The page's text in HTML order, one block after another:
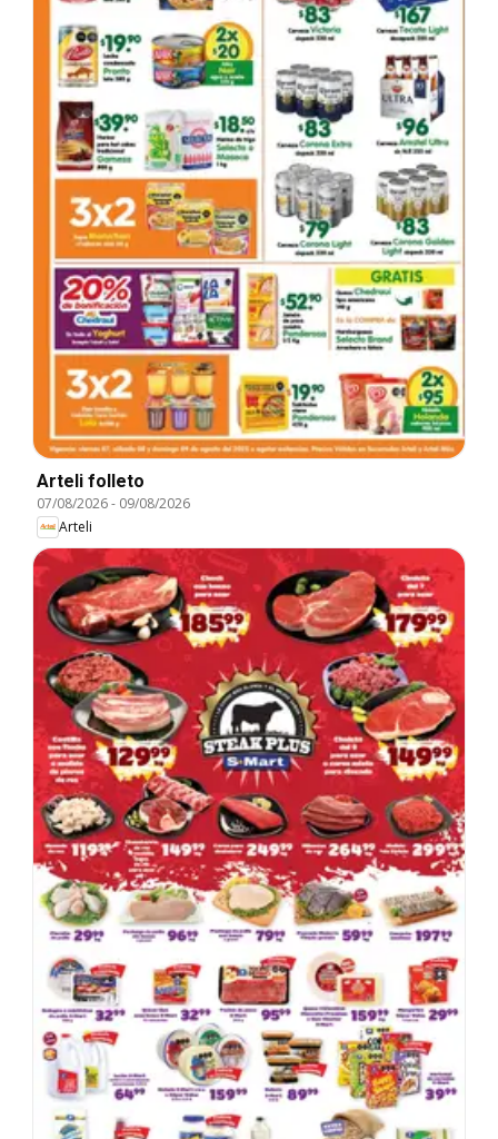
Arteli folleto
07/08/2026- 09/08/2026
Arteli